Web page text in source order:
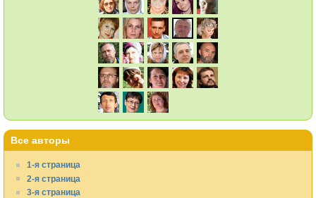
Все авторы
1-я страница
2-я страница
3-я страница